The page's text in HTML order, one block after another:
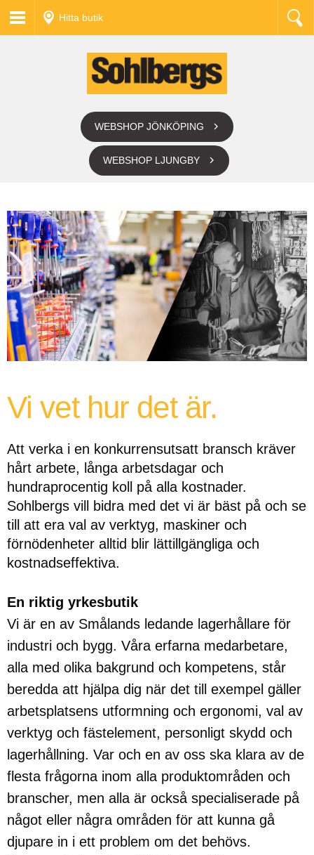
Hitta butik
WEBSHOP JÖNKÖPING
WEBSHOP LJUNGBY
Vi vet hur det är.
Att verka i en konkurrensutsatt bransch kräver
hårt arbete, långa arbetsdagar och
hundraprocentig koll på alla kostnader.
Sohlbergs vill bidra med det vi är bäst på och se
till att era val av verktyg, maskiner och
förnödenheter alltid blir lättillgängliga och
kostnadseffektiva.
En riktig yrkesbutik
Vi är en av Smålands ledande lagerhållare för
industri och bygg. Våra erfarna medarbetare,
alla med olika bakgrund och kompetens, står
beredda att hjälpa dig när det till exempel gäller
arbetsplatsens utformning och ergonomi, val av
verktyg och fästelement, personligt skydd och
lagerhållning. Var och en av oss ska klara av de
flesta frågorna inom alla produktområden och
branscher, men alla är också specialiserade på
något eller några områden för att kunna gå
djupare in i ett problem om det behövs.